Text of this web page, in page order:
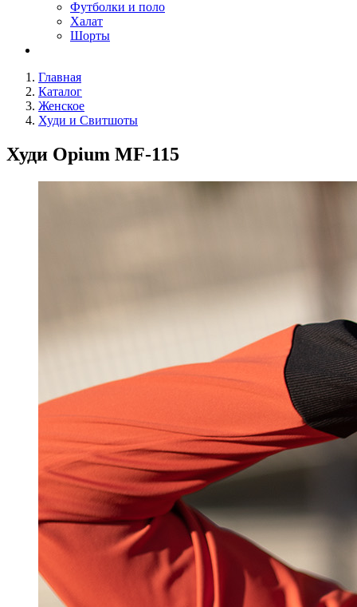
Футболки и поло
Халат
Шорты
Главная
Каталог
Женское
Худи и Свитшоты
Худи Opium МF-115